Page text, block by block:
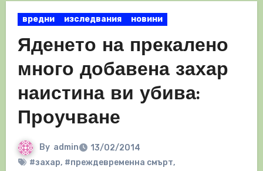
вредни изследвания новини
Яденето на прекалено
много добавена захар
наистина ви убива:
Проучване
By admin
13/02/2014
#захар, #преждевременна смърт,